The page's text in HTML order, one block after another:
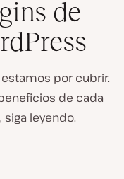
de
por cubrir.
de cada
leyendo.